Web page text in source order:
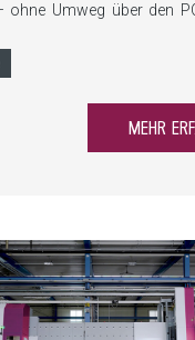
ohne Umweg über den
die digitale Rückmeldung
MEHR